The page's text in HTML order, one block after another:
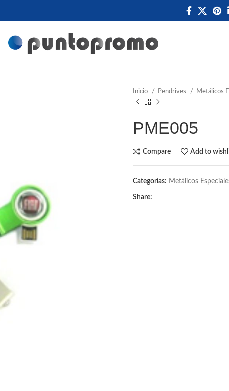
Inicio Pendrives Metálicos
PME005
Compare Add to
Categorías: Metálicos
Share: